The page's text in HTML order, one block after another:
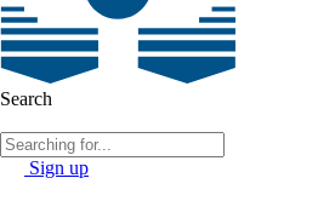
Search
Sign up